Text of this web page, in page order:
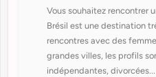
Vous souhaitez rencontrer
Brésil est une destination
rencontres avec des
grandes villes, les profils
indépendantes, divorcées...